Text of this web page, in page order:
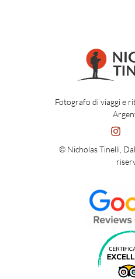
Fotografo di viaggi e
© Nicholas Tinelli,